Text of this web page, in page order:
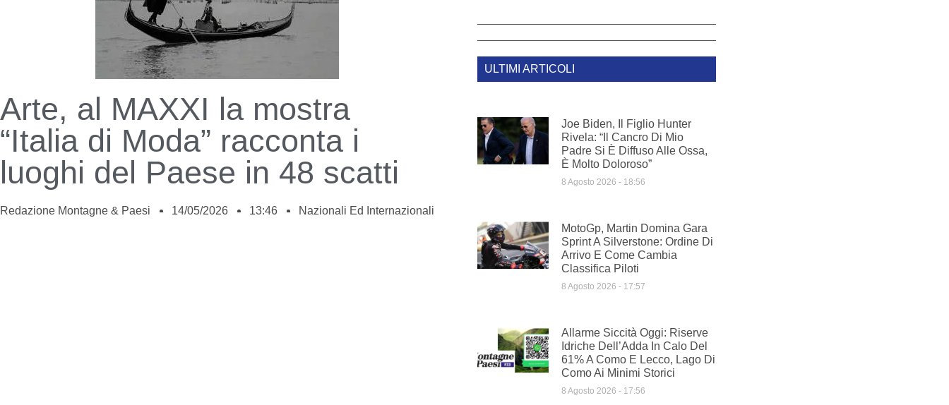
Arte, al MAXXI la mostra
“Italia di Moda” racconta i
luoghi del Paese in 48 scatti
Redazione Montagne & Paesi 14/05/2026 13:46 Nazionali Ed Internazionali
ULTIMI ARTICOLI
Joe Biden, Il Figlio Hunter
Rivela: “Il Cancro Di Mio
Padre Si È Diffuso Alle Ossa,
È Molto Doloroso”
8 Agosto 2026 18:56
MotoGp, Martin Domina Gara
Sprint A Silverstone: Ordine Di
Arrivo E Come Cambia
Classifica Piloti
8 Agosto 2026 17:57
Allarme Siccità Oggi: Riserve
Idriche Dell’Adda In Calo Del
61% A Como E Lecco, Lago Di
Como Ai Minimi Storici
8 Agosto 2026 17:56